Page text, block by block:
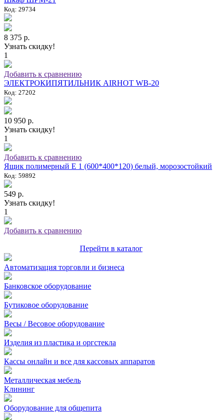
Код: 29734
8 375 р.
Узнать скидку!
1
Добавить к сравнению
ЭЛЕКТРОКИПЯТИЛЬНИК AIRHOT WB-20
Код: 27202
10 950 р.
Узнать скидку!
1
Добавить к сравнению
Ящик полимерный E 1 (600*400*120) белый, морозостойкий
Код: 59892
549 р.
Узнать скидку!
1
Добавить к сравнению
Перейти в каталог
Автоматизация торговли и бизнеса
Банковское оборудование
Бутиковое оборудование
Весы / Весовое оборудование
Изделия из пластика и оргстекла
Кассы онлайн и все для кассовых аппаратов
Металлическая мебель
Клининг
Оборудование для общепита